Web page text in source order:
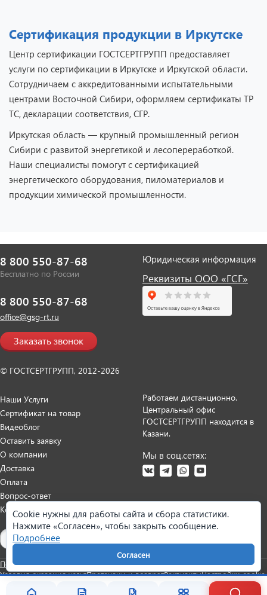
Сертификация продукции в Иркутске
Центр сертификации ГОСТСЕРТГРУПП предоставляет
услуги по сертификации в Иркутске и Иркутской области.
Сотрудничаем с аккредитованными испытательными
центрами Восточной Сибири, оформляем сертификаты ТР
ТС, декларации соответствия, СГР.
Иркутская область — крупный промышленный регион
Сибири с развитой энергетикой и лесопереработкой.
Наши специалисты помогут с сертификацией
энергетического оборудования, пиломатериалов и
продукции химической промышленности.
8 800 550-87-68
Бесплатно по России
8 800 550-87-68
office@gsg-rt.ru
Заказать звонок
© ГОСТСЕРТГРУПП, 2012-2026
Юридическая информация
Реквизиты ООО «ГСГ»
Наши Услуги
Сертификат на товар
Видеоблог
Оставить заявку
О компании
Доставка
Оплата
Вопрос-ответ
Контакты
Работаем дистанционно.
Центральный офис
ГОСТСЕРТГРУПП находится в
Казани.
Мы в соц.сетях:
Политика персональных данныхСогласие на обработку данных
Условия оказания услугПретензии и возвратРеквизитыНастройки cookie
Cookie нужны для работы сайта и сбора статистики.
Нажмите «Согласен», чтобы закрыть сообщение.
Подробнее
Согласен